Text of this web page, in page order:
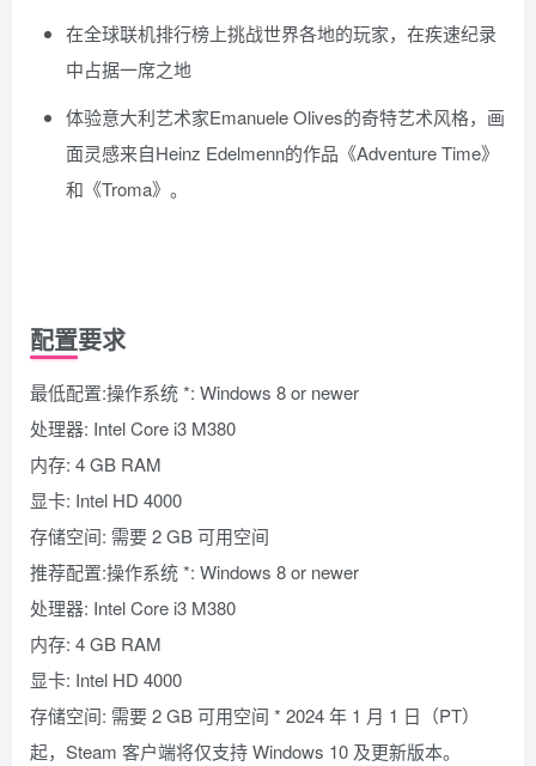
在全球联机排行榜上挑战世界各地的玩家，在疾速纪录
中占据一席之地
体验意大利艺术家Emanuele Olives的奇特艺术风格，画
面灵感来自Heinz Edelmenn的作品《Adventure Time》
和《Troma》。
配置要求
最低配置:操作系统 *: Windows 8 or newer
处理器: Intel Core i3 M380
内存: 4 GB RAM
显卡: Intel HD 4000
存储空间: 需要 2 GB 可用空间
推荐配置:操作系统 *: Windows 8 or newer
处理器: Intel Core i3 M380
内存: 4 GB RAM
显卡: Intel HD 4000
存储空间: 需要 2 GB 可用空间 * 2024 年 1 月 1 日（PT）
起，Steam 客户端将仅支持 Windows 10 及更新版本。